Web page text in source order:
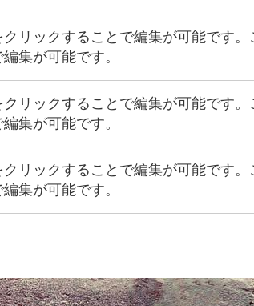
リックすることで編集が可能です
集が可能です。
リックすることで編集が可能です
集が可能です。
リックすることで編集が可能です
集が可能です。